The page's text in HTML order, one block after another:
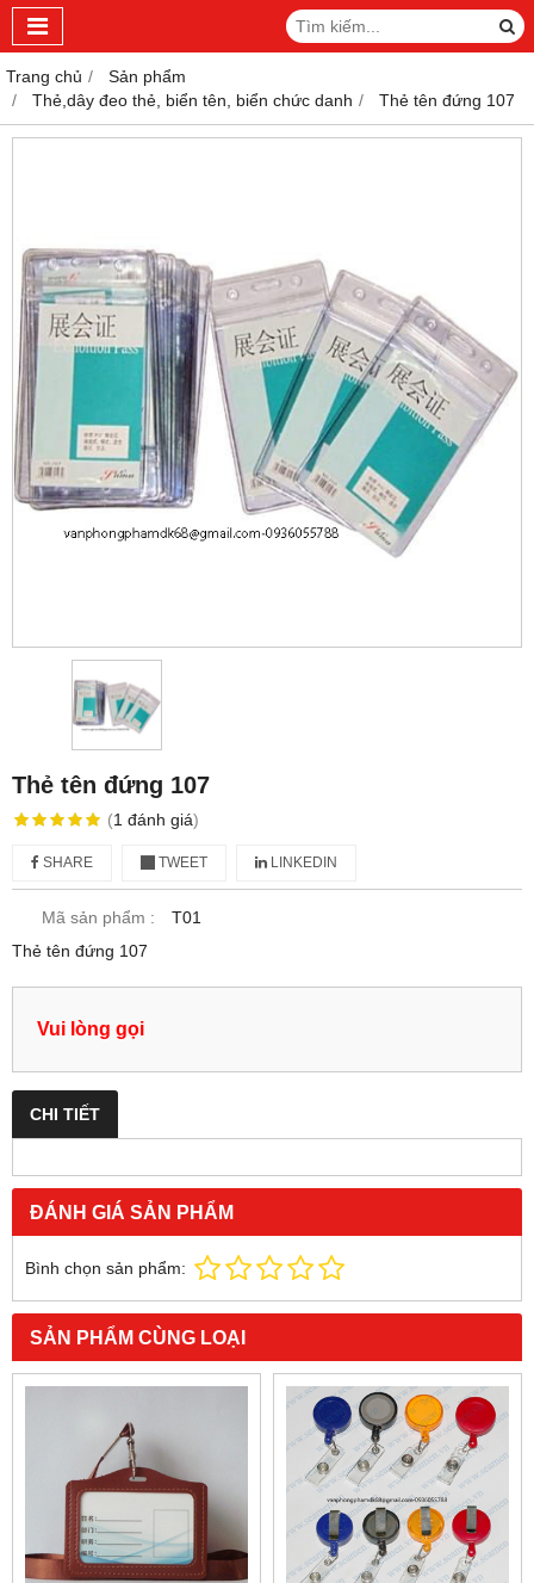
Trang chủ
Sản phẩm
Thẻ,dây đeo thẻ, biển tên, biển chức danh
Thẻ tên đứng 107
Thẻ tên đứng 107
(1 đánh giá)
SHARE TWEET LINKEDIN
Mã sản phẩm :
T01
Thẻ tên đứng 107
Vui lòng gọi
CHI TIẾT
ĐÁNH GIÁ SẢN PHẨM
Bình chọn sản phẩm:
SẢN PHẨM CÙNG LOẠI